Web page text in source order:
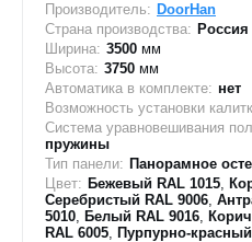
Производитель: DoorHan
Страна производства: Россия
Ширина: 3500 мм
Высота: 3750 мм
Автоматика в комплекте: нет
Возможность установки
Система уравновешивания
пружины
Тип панели: Панорамное
Цвет: Бежевый RAL 1015,
Серебристый RAL 9006,
5010, Белый RAL 9016,
RAL 6005, Пурпурно-